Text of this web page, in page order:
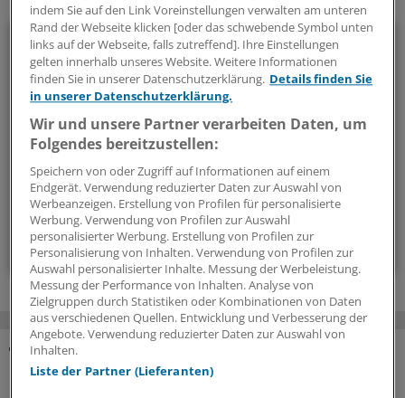
Politik & Debatte
Mit diesem Newsletter blicken Sie hinter das tägliche
Geschehen in der Gesundheitspolitik. Mit Analysen,
Hintergründen und einem Blick auf Themen, die die Agenda
bestimmen.
14-tägig, donnerstags
Zum Abonnieren bitte anmelden
MEHR ZUM THEMA
indem Sie auf den Link Voreinstellungen verwalten am unteren
Rand der Webseite klicken [oder das schwebende Symbol unten
links auf der Webseite, falls zutreffend]. Ihre Einstellungen
gelten innerhalb unseres Website. Weitere Informationen
finden Sie in unserer Datenschutzerklärung. Details finden Sie
in unserer Datenschutzerklärung.
Wir und unsere Partner verarbeiten Daten, um
Folgendes bereitzustellen:
Speichern von oder Zugriff auf Informationen auf einem
Endgerät. Verwendung reduzierter Daten zur Auswahl von
Werbeanzeigen. Erstellung von Profilen für personalisierte
Werbung. Verwendung von Profilen zur Auswahl
personalisierter Werbung. Erstellung von Profilen zur
Personalisierung von Inhalten. Verwendung von Profilen zur
Auswahl personalisierter Inhalte. Messung der Werbeleistung.
Messung der Performance von Inhalten. Analyse von
Zielgruppen durch Statistiken oder Kombinationen von Daten
aus verschiedenen Quellen. Entwicklung und Verbesserung der
Angebote. Verwendung reduzierter Daten zur Auswahl von
Inhalten.
Liste der Partner (Lieferanten)